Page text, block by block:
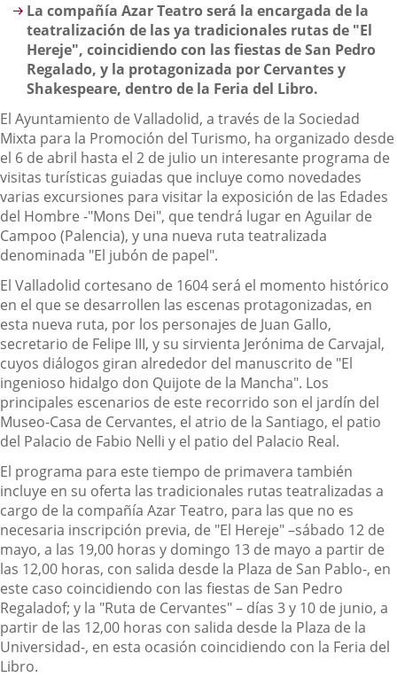
La compañía Azar Teatro será la encargada de la
teatralización de las ya tradicionales rutas de "El
Hereje", coincidiendo con las fiestas de San Pedro
Regalado, y la protagonizada por Cervantes y
Shakespeare, dentro de la Feria del Libro.
El Ayuntamiento de Valladolid, a través de la Sociedad
Mixta para la Promoción del Turismo, ha organizado desde
el 6 de abril hasta el 2 de julio un interesante programa de
visitas turísticas guiadas que incluye como novedades
varias excursiones para visitar la exposición de las Edades
del Hombre -"Mons Dei", que tendrá lugar en Aguilar de
Campoo (Palencia), y una nueva ruta teatralizada
denominada "El jubón de papel".
El Valladolid cortesano de 1604 será el momento histórico
en el que se desarrollen las escenas protagonizadas, en
esta nueva ruta, por los personajes de Juan Gallo,
secretario de Felipe III, y su sirvienta Jerónima de Carvajal,
cuyos diálogos giran alrededor del manuscrito de "El
ingenioso hidalgo don Quijote de la Mancha". Los
principales escenarios de este recorrido son el jardín del
Museo-Casa de Cervantes, el atrio de la Santiago, el patio
del Palacio de Fabio Nelli y el patio del Palacio Real.
El programa para este tiempo de primavera también
incluye en su oferta las tradicionales rutas teatralizadas a
cargo de la compañía Azar Teatro, para las que no es
necesaria inscripción previa, de "El Hereje" –sábado 12 de
mayo, a las 19,00 horas y domingo 13 de mayo a partir de
las 12,00 horas, con salida desde la Plaza de San Pablo-, en
este caso coincidiendo con las fiestas de San Pedro
Regaladof; y la "Ruta de Cervantes" – días 3 y 10 de junio, a
partir de las 12,00 horas con salida desde la Plaza de la
Universidad-, en esta ocasión coincidiendo con la Feria del
Libro.